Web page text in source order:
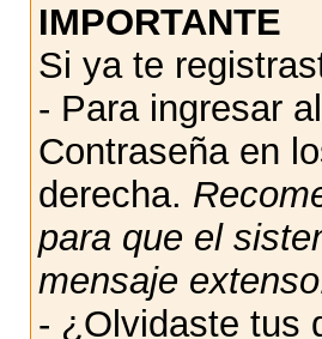
IMPORTANTE
Si ya te
- Para ingresar
Contraseña en
derecha.
para que el
mensaje
- ¿Olvidaste tus